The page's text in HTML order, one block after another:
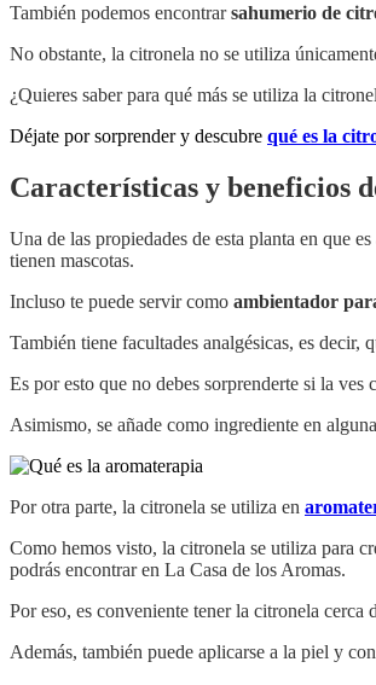
También podemos encontrarsahumerio de
No obstante, la citronela no se utiliza
¿Quieres saber para qué más se utiliza la
Déjate por sorprender y descubre qué es la
Características y beneficios
Una de las propiedades de esta planta en que
tienen mascotas.
Incluso te puede servir como ambientador
También tiene facultades analgésicas, es decir,
Es por esto que no debes sorprenderte si la
Asimismo, se añade como ingrediente en
Por otra parte, la citronela se utiliza en
Como hemos visto, la citronela se utiliza para
podrás encontrar en La Casa de los Aromas.
Por eso, es conveniente tener la citronela cerca
Además, también puede aplicarse a la piel y